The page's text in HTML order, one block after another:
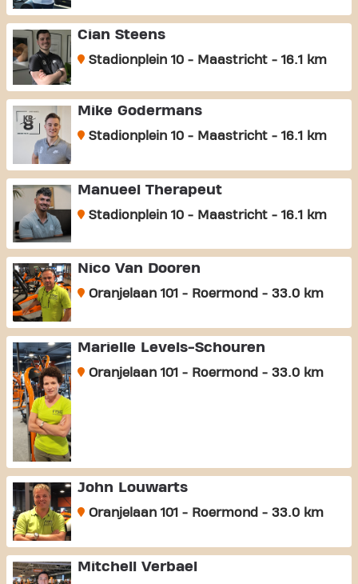
Cian Steens
Stadionplein 10 - Maastricht - 16.1 km
Mike Godermans
Stadionplein 10 - Maastricht - 16.1 km
Manueel Therapeut
Stadionplein 10 - Maastricht - 16.1 km
Nico Van Dooren
Oranjelaan 101 - Roermond - 33.0 km
Marielle Levels-Schouren
Oranjelaan 101 - Roermond - 33.0 km
John Louwarts
Oranjelaan 101 - Roermond - 33.0 km
Mitchell Verbael